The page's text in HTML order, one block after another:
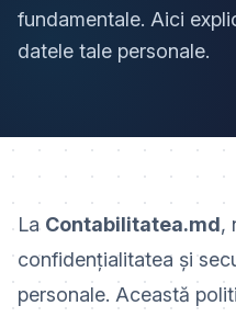
fundamentale. Aici
datele tale personale.
La Contabilitatea.md,
confidențialitatea și
personale. Această